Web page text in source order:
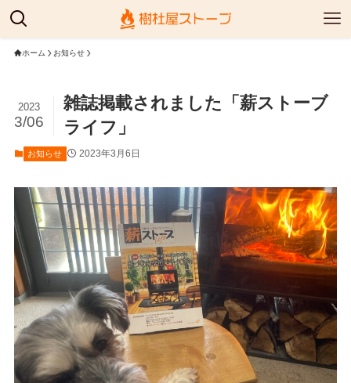
ホーム お知らせ
雑誌掲載されました「薪ストーブ
ライフ」
2023
3/06
お知らせ 2023年3月6日